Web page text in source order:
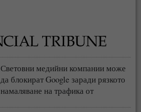
Световни медийни компании може
да блокират Google заради рязкото
намаляване на трафика от